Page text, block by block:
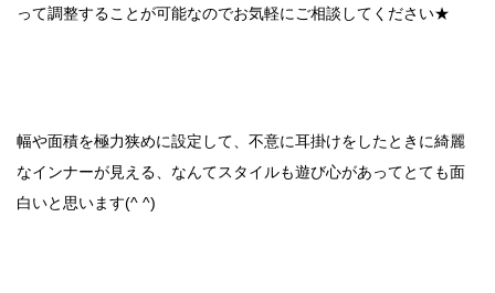
って調整することが可能なのでお気軽にご相談してください★
幅や面積を極力狭めに設定して、不意に耳掛けをしたときに綺麗
なインナーが見える、なんてスタイルも遊び心があってとても面
白いと思います(^ ^)